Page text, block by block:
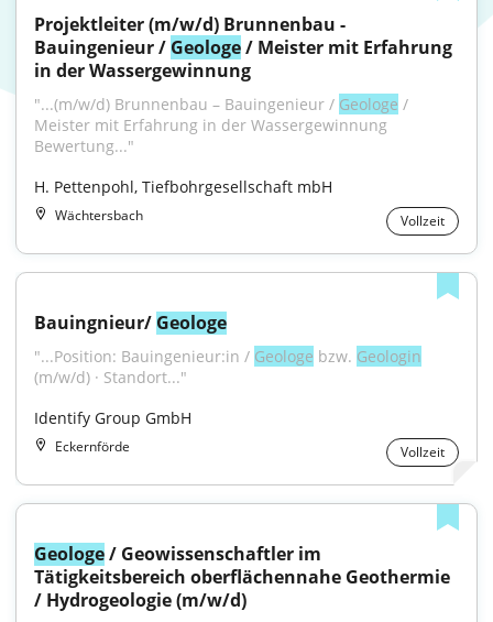
Projektleiter (m/w/d) Brunnenbau -
Bauingenieur / Geologe / Meister mit Erfahrung
in der Wassergewinnung
"...(m/w/d) Brunnenbau – Bauingenieur / Geologe /
Meister mit Erfahrung in der Wassergewinnung
Bewertung..."
H. Pettenpohl, Tiefbohrgesellschaft mbH
Wächtersbach Vollzeit
Bauingnieur/ Geologe
"...Position: Bauingenieur:in / Geologe bzw. Geologin
(m/w/d) · Standort..."
Identify Group GmbH
Eckernförde Vollzeit
Geologe / Geowissenschaftler im
Tätigkeitsbereich oberflächennahe Geothermie
/ Hydrogeologie (m/w/d)